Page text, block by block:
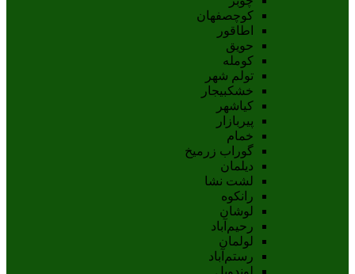
کوچصفهان
اطاقور
حویق
کومله
تولم شهر
خشکبیجار
کیاشهر
پیربازار
خمام
گوراب زرمیخ
دیلمان
لشت نشا
رانکوه
لوشان
رحیم‌آباد
لولمان
رستم‌آباد
لوندویل